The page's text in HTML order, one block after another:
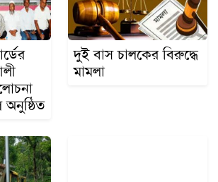
দুই বাস চালকের বিরুদ্ধে
মামলা